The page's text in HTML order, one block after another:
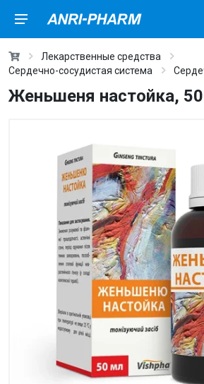
Лекарственные средства
Сердечно-сосудистая система
Женьшеня настойка,